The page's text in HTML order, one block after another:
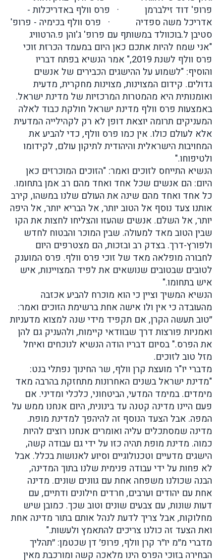
פרופ' דוד זילברמן
·
פרס וולף באדריכלות -
אדריכל משה ספדיה
·
פרס וולף בכימיה - פרופ'
סטיבן ל.בוכוולד במשותף עם פרופ' ג'והן פ.הרטוויג
"אני שמח להיות אתכם כאן היום במעמד הכרזת זוכי
פרס וולף לשנת 2019," אמר הנשיא בפתח דבריו
והוסיף: "לשמוע על ההישגים הכבירים של אנשים
גדולים. קידום המצוינות, מצוינות מחקרית, מדעית
ואומנותית היא מהמטרות המרכזיות של מדינת ישראל.
באמצעות פרס וולף מדינת ישראל חולקת כבוד לאלה
המעניקים תרומה יוצאת דופן לא רק לקהילייה המדעית
אלא לעולם כולו. אין כמו פרס וולף, כדי להביע את
המחויבות הישראלית והיהודית לתיקון עולם, לקידומו
ולטיפוחו."
הנשיא התייחס לזוכים ואמר: "הזוכים המוכרזים כאן
היום: הם אנשים שכל אחד ואחד מהם רב אמן בתחומו.
כל אחד ואחד מהם שינה את העולם שלנו במשהו, קירב
אותנו צעד נוסף אל הטוב יותר, אל הבריא יותר, אל היפה
יותר, אל השלם. אנשים שהעזו והצליחו לחצות את הקו
שבין הטוב מאד למעולה. שבין המוכר והבטוח לחדש
ולפורץ-דרך. בצדק רב ובזכות, הם מצטרפים היום
לחבורה מופלאה מאד של זוכי פרס וולף. פרס המוענק
לטובים שבטובים שנושאים את לפיד המצויינות, איש
איש בתחומו."
הנשיא המשיך וציין כי הוא מוכרח להביע אכזבה
מהעובדה כי אין ולו אישה אחת ברשימת הזוכים ואמר:
״טוב תעשה הקרן, אם תקפיד מידי שנה למצוא מדעניות
ואמניות פורצות דרך שבוודאי קיימות, ולהעניק גם להן
את הפרס." בסיום דבריו הודה הנשיא לנוכחים ואיחל
מזל טוב לזוכים.
מדברי יו"ר מועצת קרן וולף, שר החינוך נפתלי בנט:
"מדינת ישראל בשנים האחרונות מתחזקת בהרבה מאד
מימדים. במימד המדעי, הביטחוני, כלכלי ומדיני. אם
פעם היינו מדינה קטנה עד בינונית, היום אנחנו ממש על
המפה. אבל הצעד הנוסף זה להיהפך למדינת מופת.
מדינה שמסתכלים עליה ואומרים אנחנו רוצים להיות
כמוה. מדינת מופת תהיה כזו על ידי גם עבודה קשה,
הישגים מדעיים וטכנולוגיים וסיוע לאנושות בכלל. אבל
לא פחות על ידי עבודה פנימית שלנו בתוך המדינה,
הבנה שכולנו משפחה אחת עם גוונים שונים. מדינה
אחת עם יהודים וערבים, חרדים חילונים ודתיים, עם
דעות שונות, עם צבעים שונים וטוב שכך. כמובן שיש
מחלוקות, אבל צריך לדעת לנהל אותם בתור מדינה אחת
ואת הצעד זה כולנו צריכים להתאמץ ולעשות."
מדברי מ״מ יו״ר קרן וולף, פרופ׳ דן שכטמן: ״תהליך
הבחירה בזוכי הפרס הינו מלאכה קשה ומורכבת מאין